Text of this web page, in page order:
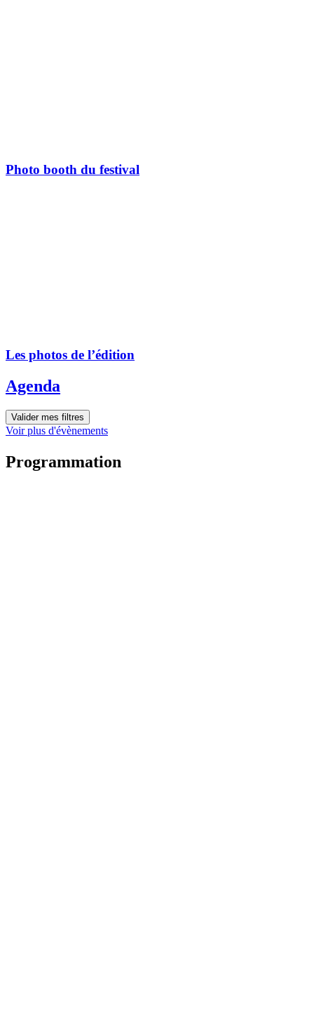
Photo booth du festival
Les photos de l’édition
Agenda
Valider mes filtres
Voir plus d'évènements
Programmation